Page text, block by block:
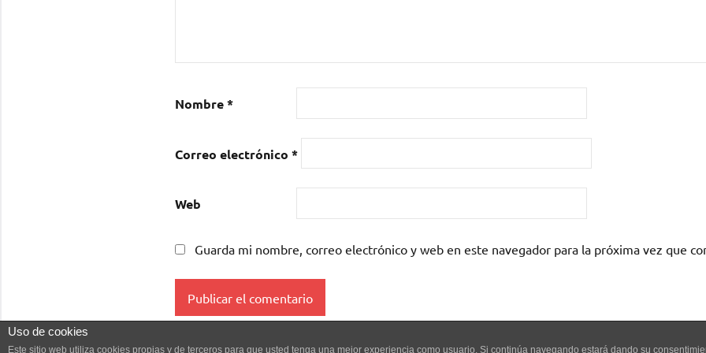
Nombre*
Correo electrónico *
Web
Guarda mi nombre, correo electrónico y web en este navegador para la próxima vez que
Uso de cookies
Este sitio web utiliza cookies propias y de terceros para que usted tenga una mejor experiencia como usuario. Si continúa navegando estará dando su